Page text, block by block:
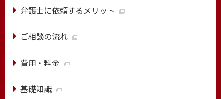
弁護士に依頼するメリット
ご相談の流れ
費用・料金
基礎知識